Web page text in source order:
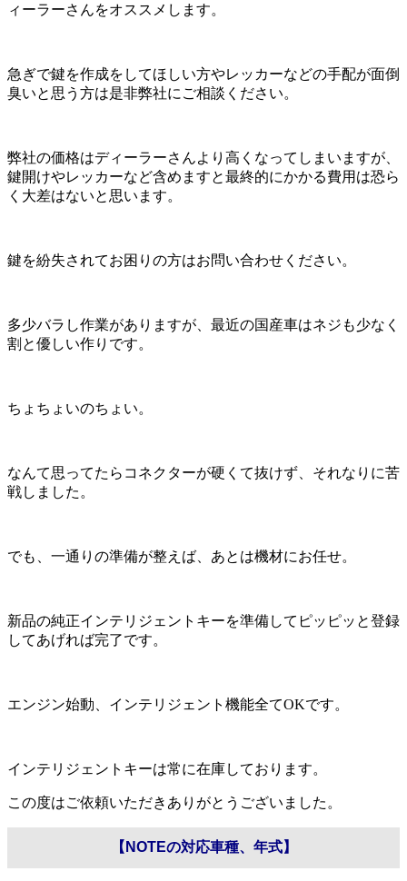
ィーラーさんをオススメします。
急ぎで鍵を作成をしてほしい方やレッカーなどの手配が面倒
臭いと思う方は是非弊社にご相談ください。
弊社の価格はディーラーさんより高くなってしまいますが、
鍵開けやレッカーなど含めますと最終的にかかる費用は恐ら
く大差はないと思います。
鍵を紛失されてお困りの方はお問い合わせください。
多少バラし作業がありますが、最近の国産車はネジも少なく
割と優しい作りです。
ちょちょいのちょい。
なんて思ってたらコネクターが硬くて抜けず、それなりに苦
戦しました。
でも、一通りの準備が整えば、あとは機材にお任せ。
新品の純正インテリジェントキーを準備してピッピッと登録
してあげれば完了です。
エンジン始動、インテリジェント機能全てOKです。
インテリジェントキーは常に在庫しております。
この度はご依頼いただきありがとうございました。
【NOTEの対応車種、年式】